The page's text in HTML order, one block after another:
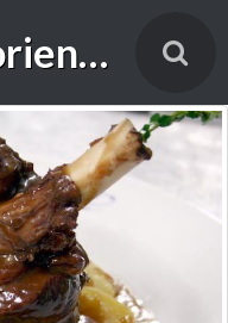
delice de lorient foade